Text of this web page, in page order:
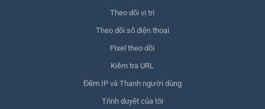
Theo dõi vị trí
Theo dõi số điện thoại
Pixel theo dõi
Kiểm tra URL
Đếm IP và Thanh người dùng
Trình duyệt của tôi